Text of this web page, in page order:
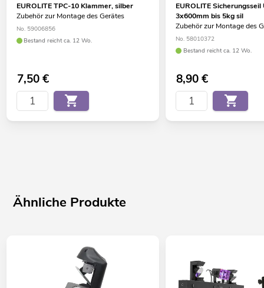
EUROLITE TPC-10 Klammer, silber
Zubehör zur Montage des Gerätes
No. 59006856
Bestand reicht ca. 12 Wo.
7,50€
EUROLITE Sicherungsseil
3x600mm bis 5kg sil
Zubehör zur Montage des
No. 58010372
Bestand reicht ca. 12 Wo.
8,90€
Ähnliche Produkte